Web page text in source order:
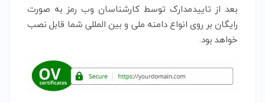
بعد از تاییدمدارک توسط کارشناسان وب رمز به صورت
رایگان بر روی انواع دامنه ملی و بین المللی شما قابل نصب
خواهد بود.